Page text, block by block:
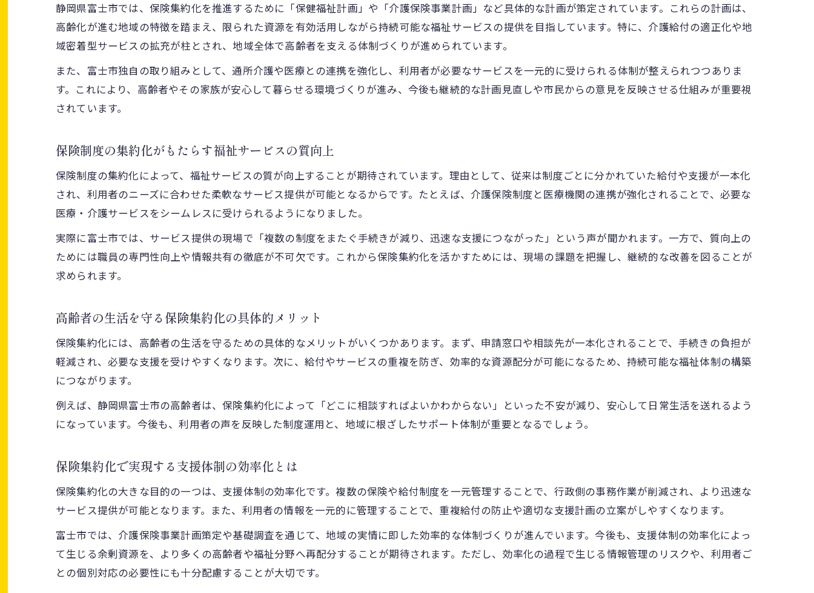
保険集約化の進展で福祉サービスはどう変わる
静岡県富士市で進む保険集約化の近未来像とは
保険集約化で期待される課題解決のポイント
保険集約化で進む福祉制度の多様化と柔軟性
静岡県富士市における保険集約化の現状分析
高齢者福祉と保険の制度改革をわかりやすく解説
保険集約化が支える多様な福祉サービスの選択肢
持続可能な福祉を支える保険集約化とは
保険集約化で可能となる安定的な福祉給付の実現
福祉制度の持続性を高める保険集約化の取り組み
高齢化社会へ対応する保険集約化の重要性
静岡県富士市では、保険集約化を推進するために「保健福祉計画」や「介護保険事業計画」など具体的な計画が策定されています。これらの計画は、
高齢化が進む地域の特徴を踏まえ、限られた資源を有効活用しながら持続可能な福祉サービスの提供を目指しています。特に、介護給付の適正化や地
域密着型サービスの拡充が柱とされ、地域全体で高齢者を支える体制づくりが進められています。
また、富士市独自の取り組みとして、通所介護や医療との連携を強化し、利用者が必要なサービスを一元的に受けられる体制が整えられつつありま
す。これにより、高齢者やその家族が安心して暮らせる環境づくりが進み、今後も継続的な計画見直しや市民からの意見を反映させる仕組みが重要視
されています。
保険制度の集約化がもたらす福祉サービスの質向上
保険制度の集約化によって、福祉サービスの質が向上することが期待されています。理由として、従来は制度ごとに分かれていた給付や支援が一本化
され、利用者のニーズに合わせた柔軟なサービス提供が可能となるからです。たとえば、介護保険制度と医療機関の連携が強化されることで、必要な
医療・介護サービスをシームレスに受けられるようになりました。
実際に富士市では、サービス提供の現場で「複数の制度をまたぐ手続きが減り、迅速な支援につながった」という声が聞かれます。一方で、質向上の
ためには職員の専門性向上や情報共有の徹底が不可欠です。これから保険集約化を活かすためには、現場の課題を把握し、継続的な改善を図ることが
求められます。
高齢者の生活を守る保険集約化の具体的メリット
保険集約化には、高齢者の生活を守るための具体的なメリットがいくつかあります。まず、申請窓口や相談先が一本化されることで、手続きの負担が
軽減され、必要な支援を受けやすくなります。次に、給付やサービスの重複を防ぎ、効率的な資源配分が可能になるため、持続可能な福祉体制の構築
につながります。
例えば、静岡県富士市の高齢者は、保険集約化によって「どこに相談すればよいかわからない」といった不安が減り、安心して日常生活を送れるよう
になっています。今後も、利用者の声を反映した制度運用と、地域に根ざしたサポート体制が重要となるでしょう。
保険集約化で実現する支援体制の効率化とは
保険集約化の大きな目的の一つは、支援体制の効率化です。複数の保険や給付制度を一元管理することで、行政側の事務作業が削減され、より迅速な
サービス提供が可能となります。また、利用者の情報を一元的に管理することで、重複給付の防止や適切な支援計画の立案がしやすくなります。
富士市では、介護保険事業計画策定や基礎調査を通じて、地域の実情に即した効率的な体制づくりが進んでいます。今後も、支援体制の効率化によっ
て生じる余剰資源を、より多くの高齢者や福祉分野へ再配分することが期待されます。ただし、効率化の過程で生じる情報管理のリスクや、利用者ご
との個別対応の必要性にも十分配慮することが大切です。